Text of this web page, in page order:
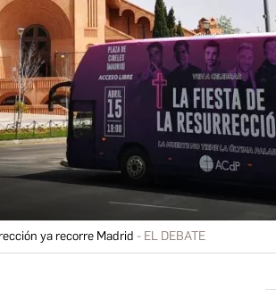
ya recorre Madrid EL DEBATE